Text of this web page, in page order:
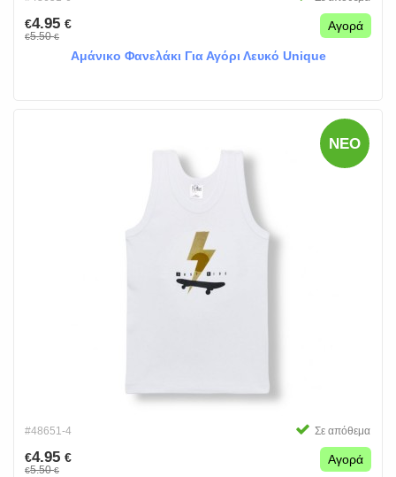
€4.95 €
€5.50€
Αγορά
Αμάνικο Φανελάκι Για Αγόρι Λευκό Unique
ΝΈΟ
#48651-4 Σε απόθεμα
€4.95 €
€5.50€
Αγορά